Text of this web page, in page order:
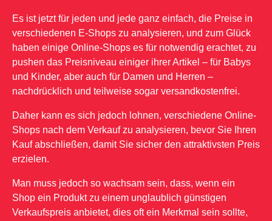
Es ist jetzt für jeden und jede ganz einfach, die Preise in
verschiedenen E-Shops zu analysieren, und zum Glück
haben einige Online-Shops es für notwendig erachtet, zu
pushen das Preisniveau einiger ihrer Artikel – für Babys
und Kinder, aber auch für Damen und Herren –
nachdrücklich und teilweise sogar versandkostenfrei.
Daher kann es sich jedoch lohnen, verschiedene Online-
Shops nach dem Verkauf zu analysieren, bevor Sie Ihren
Kauf abschließen, damit Sie sicher den attraktivsten Preis
erzielen.
Man muss jedoch so wachsam sein, dass, wenn ein
Shop ein Produkt zu einem unglaublich günstigen
Verkaufspreis anbietet, dies oft ein Merkmal sein sollte,